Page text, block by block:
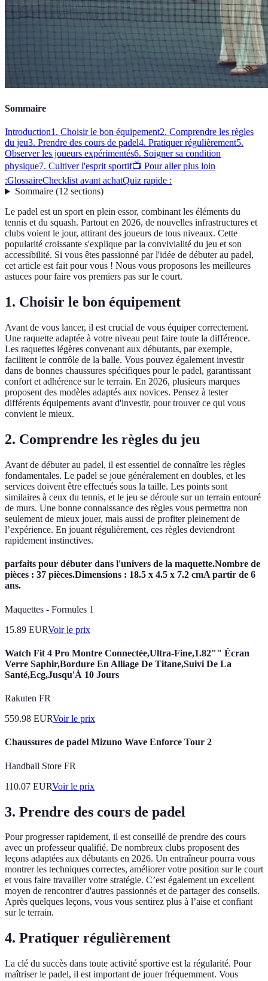
Sommaire
Introduction1. Choisir le bon équipement2. Comprendre les règles
du jeu3. Prendre des cours de padel4. Pratiquer régulièrement5.
Observer les joueurs expérimentés6. Soigner sa condition
physique7. Cultiver l'esprit sportif📺 Pour aller plus loin
:GlossaireChecklist avant achatQuiz rapide :
Sommaire(12 sections)
Le padel est un sport en plein essor, combinant les éléments du
tennis et du squash. Partout en 2026, de nouvelles infrastructures et
clubs voient le jour, attirant des joueurs de tous niveaux. Cette
popularité croissante s'explique par la convivialité du jeu et son
accessibilité. Si vous êtes passionné par l'idée de débuter au padel,
cet article est fait pour vous ! Nous vous proposons les meilleures
astuces pour faire vos premiers pas sur le court.
1. Choisir le bon équipement
Avant de vous lancer, il est crucial de vous équiper correctement.
Une raquette adaptée à votre niveau peut faire toute la différence.
Les raquettes légères convenant aux débutants, par exemple,
facilitent le contrôle de la balle. Vous pouvez également investir
dans de bonnes chaussures spécifiques pour le padel, garantissant
confort et adhérence sur le terrain. En 2026, plusieurs marques
proposent des modèles adaptés aux novices. Pensez à tester
différents équipements avant d'investir, pour trouver ce qui vous
convient le mieux.
2. Comprendre les règles du jeu
Avant de débuter au padel, il est essentiel de connaître les règles
fondamentales. Le padel se joue généralement en doubles, et les
services doivent être effectués sous la taille. Les points sont
similaires à ceux du tennis, et le jeu se déroule sur un terrain entouré
de murs. Une bonne connaissance des règles vous permettra non
seulement de mieux jouer, mais aussi de profiter pleinement de
l’expérience. En jouant régulièrement, ces règles deviendront
rapidement instinctives.
parfaits pour débuter dans l'univers de la maquette.Nombre de
pièces : 37 pièces.Dimensions : 18.5 x 4.5 x 7.2 cmA partir de 6
ans.
Maquettes - Formules 1
15.89 EURVoir le prix
Watch Fit 4 Pro Montre Connectée,Ultra-Fine,1.82"" Écran
Verre Saphir,Bordure En Alliage De Titane,Suivi De La
Santé,Ecg,Jusqu'À 10 Jours
Rakuten FR
559.98 EURVoir le prix
Chaussures de padel Mizuno Wave Enforce Tour 2
Handball Store FR
110.07 EURVoir le prix
3. Prendre des cours de padel
Pour progresser rapidement, il est conseillé de prendre des cours
avec un professeur qualifié. De nombreux clubs proposent des
leçons adaptées aux débutants en 2026. Un entraîneur pourra vous
montrer les techniques correctes, améliorer votre position sur le court
et vous faire travailler votre stratégie. C’est également un excellent
moyen de rencontrer d'autres passionnés et de partager des conseils.
Après quelques leçons, vous vous sentirez plus à l’aise et confiant
sur le terrain.
4. Pratiquer régulièrement
La clé du succès dans toute activité sportive est la régularité. Pour
maîtriser le padel, il est important de jouer fréquemment. Vous